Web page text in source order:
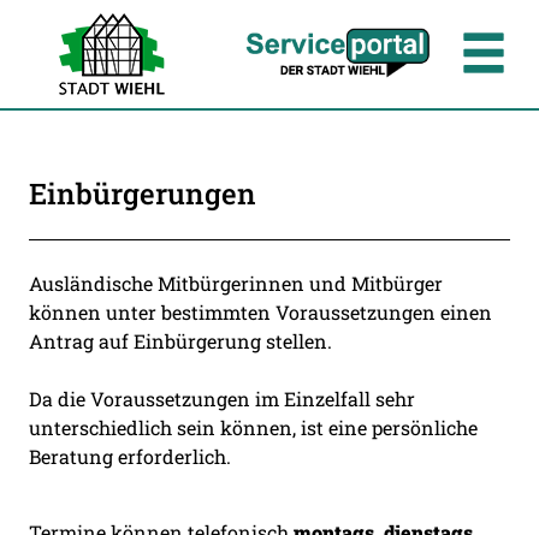
Zum Hauptinhalt springen
Zum Header
Zum Hauptinhalt
Zum Footer
Einbürgerungen
Beschreibung
Ausländische Mitbürgerinnen und Mitbürger
können unter bestimmten Voraussetzungen einen
Antrag auf Einbürgerung stellen.
Da die Voraussetzungen im Einzelfall sehr
unterschiedlich sein können, ist eine persönliche
Beratung erforderlich.